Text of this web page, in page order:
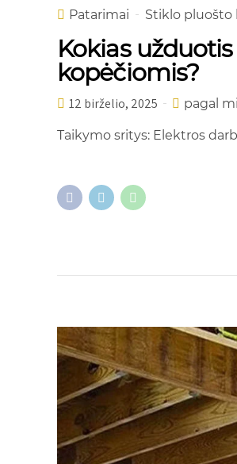
Patarimai Stiklo pluošto
Kokias
kopėčiomis?
12 birželio, 2025 pagal
Taikymo sritys: Elektros